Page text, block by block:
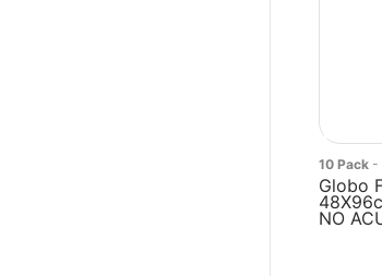
10 Pack -
Globo
NO